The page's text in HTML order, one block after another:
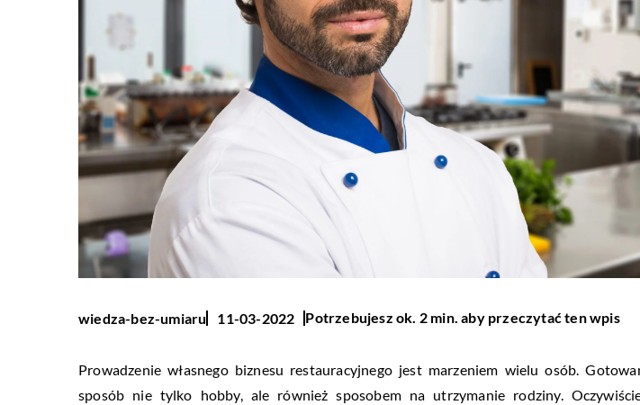
wiedza-bez-umiaru 11-03-2022 Potrzebujesz ok. 2 min. aby przeczytać ten wpis
Prowadzenie własnego biznesu restauracyjnego jest marzeniem wielu osób.
sposób nie tylko hobby, ale również sposobem na utrzymanie rodziny.